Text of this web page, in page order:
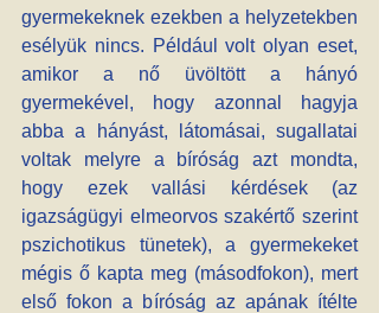
gyermekeknek ezekben a helyzetekben
esélyük nincs. Például volt olyan eset,
amikor a nő üvöltött a hányó
gyermekével, hogy azonnal hagyja
abba a hányást, látomásai, sugallatai
voltak melyre a bíróság azt mondta,
hogy ezek vallási kérdések (az
igazságügyi elmeorvos szakértő szerint
pszichotikus tünetek), a gyermekeket
mégis ő kapta meg (másodfokon), mert
első fokon a bíróság az apának ítélte